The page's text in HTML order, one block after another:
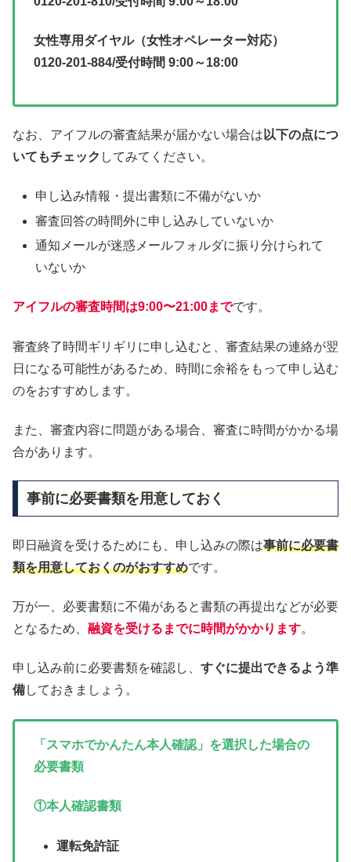
女性専用ダイヤル（女性オペレーター対応）
0120-201-884/受付時間 9:00～18:00
なお、アイフルの審査結果が届かない場合は 以下の点につ
いてもチェック してみてください。
申し込み情報・提出書類に不備がないか
審査回答の時間外に申し込みしていないか
通知メールが迷惑メールフォルダに振り分けられて
いないか
アイフルの審査時間は9:00〜21:00までです。
審査終了時間ギリギリに申し込むと、審査結果の連絡が翌
日になる可能性があるため、時間に余裕をもって申し込む
のをおすすめします。
また、審査内容に問題がある場合、審査に時間がかかる場
合があります。
事前に必要書類を用意しておく
即日融資を受けるためにも、申し込みの際は事前に必要書
類を用意しておくのがおすすめです。
万が一、必要書類に不備があると書類の再提出などが必要
となるため、 融資を受けるまでに時間がかかります。
申し込み前に必要書類を確認し、 すぐに提出できるよう準
備しておきましょう。
「スマホでかんたん本人確認」を選択した場合の
必要書類
①本人確認書類
運転免許証